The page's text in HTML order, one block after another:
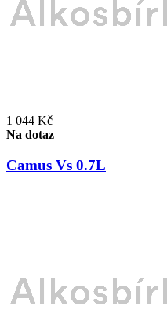
1 044 Kč
Na dotaz
Camus Vs 0.7L